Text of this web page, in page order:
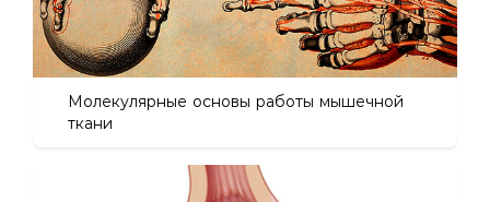
Молекулярные основы работы мышечной
ткани